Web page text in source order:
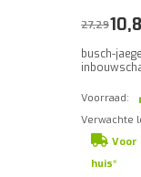
busch-
Voorraad:
Verwachte
Voor
huis*
27,29